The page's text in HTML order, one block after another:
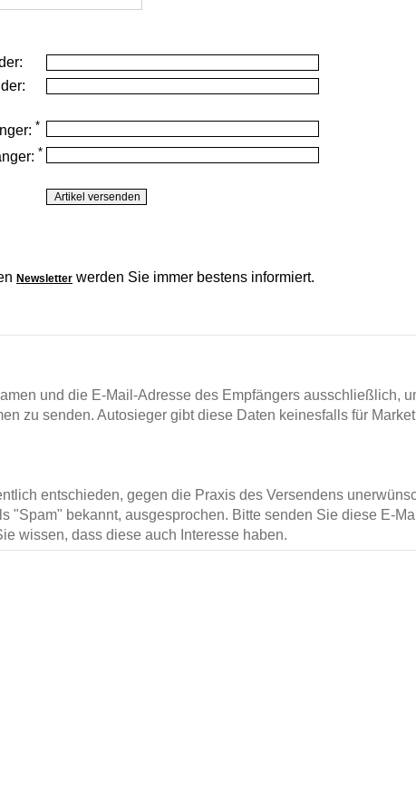
*
*
Newsletter werden Sie immer bestens informiert.
und die E-Mail-Adresse des Empfängers ausschließlich,
zu senden. Autosieger gibt diese Daten keinesfalls für
entschieden, gegen die Praxis des Versendens
"Spam" bekannt, ausgesprochen. Bitte senden Sie diese E-
wissen, dass diese auch Interesse haben.